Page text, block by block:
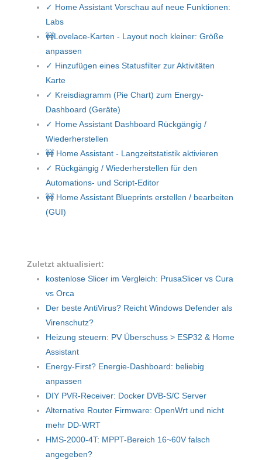
✓ Home Assistant Vorschau auf neue Funktionen:
Labs
🚧Lovelace-Karten - Layout noch kleiner: Größe
anpassen
✓ Hinzufügen eines Statusfilter zur Aktivitäten
Karte
✓ Kreisdiagramm (Pie Chart) zum Energy-
Dashboard (Geräte)
✓ Home Assistant Dashboard Rückgängig /
Wiederherstellen
🚧 Home Assistant - Langzeitstatistik aktivieren
✓ Rückgängig / Wiederherstellen für den
Automations- und Script-Editor
🚧 Home Assistant Blueprints erstellen / bearbeiten
(GUI)
Zuletzt aktualisiert:
kostenlose Slicer im Vergleich: PrusaSlicer vs Cura
vs Orca
Der beste AntiVirus? Reicht Windows Defender als
Virenschutz?
Heizung steuern: PV Überschuss > ESP32 & Home
Assistant
Energy-First? Energie-Dashboard: beliebig
anpassen
DIY PVR-Receiver: Docker DVB-S/C Server
Alternative Router Firmware: OpenWrt und nicht
mehr DD-WRT
HMS-2000-4T: MPPT-Bereich 16~60V falsch
angegeben?